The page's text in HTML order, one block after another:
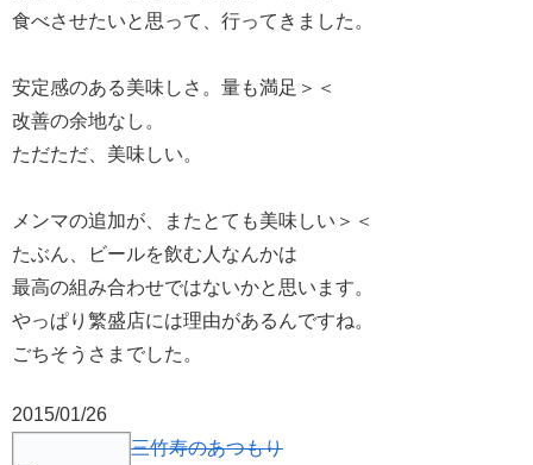
食べさせたいと思って、行ってきました。
安定感のある美味しさ。量も満足＞＜
改善の余地なし。
ただただ、美味しい。
メンマの追加が、またとても美味しい＞＜
たぶん、ビールを飲む人なんかは
最高の組み合わせではないかと思います。
やっぱり繁盛店には理由があるんですね。
ごちそうさまでした。
2015/01/26
三竹寿のあつもり